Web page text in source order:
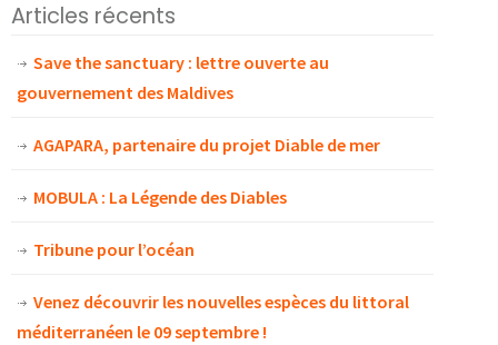
Articles récents
Save the sanctuary : lettre ouverte au
gouvernement des Maldives
AGAPARA, partenaire du projet Diable de mer
MOBULA : La Légende des Diables
Tribune pour l’océan
Venez découvrir les nouvelles espèces du littoral
méditerranéen le 09 septembre !